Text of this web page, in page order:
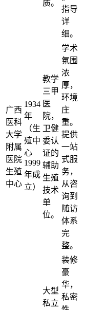
质。
指导
详
细。
广西
医科
大学
附属
医院
生殖
中心
1934
年
（生
殖中
心
1999
年成
立）
教学
三甲
医
院，
卫健
委认
证的
辅助
生殖
技术
单
位。
学术
氛围
浓
厚，
环境
庄
重。
提供
一站
式服
务，
从咨
询到
随访
体系
完
整。
大型
私立
装修
豪
华，
私密